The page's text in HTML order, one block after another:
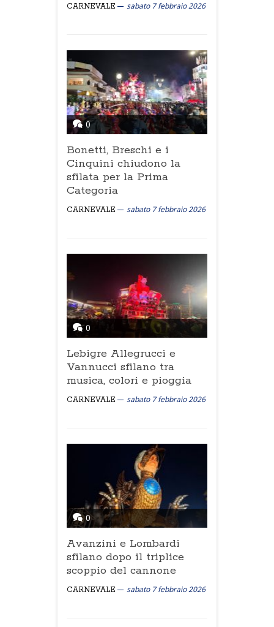
CARNEVALE sabato 7 febbraio 2026
0
Bonetti, Breschi e i
Cinquini chiudono la
sfilata per la Prima
Categoria
CARNEVALE sabato 7 febbraio 2026
0
Lebigre Allegrucci e
Vannucci sfilano tra
musica, colori e pioggia
CARNEVALE sabato 7 febbraio 2026
0
Avanzini e Lombardi
sfilano dopo il triplice
scoppio del cannone
CARNEVALE sabato 7 febbraio 2026